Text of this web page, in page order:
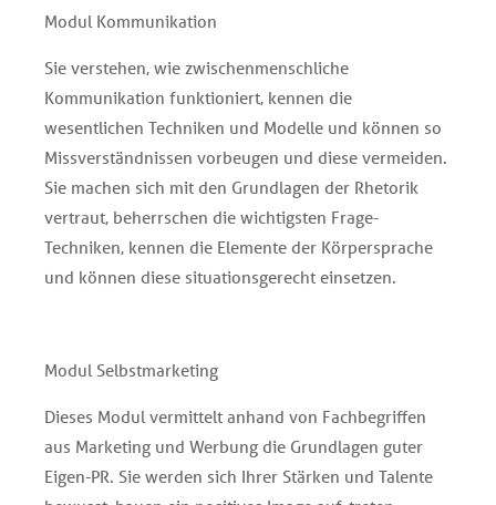
Modul Kommunikation
Sie verstehen, wie zwischenmenschliche
Kommunikation funktioniert, kennen die
wesentlichen Techniken und Modelle und können so
Missverständnissen vorbeugen und diese vermeiden.
Sie machen sich mit den Grundlagen der Rhetorik
vertraut, beherrschen die wichtigsten Frage-
Techniken, kennen die Elemente der Körpersprache
und können diese situationsgerecht einsetzen.
Modul Selbstmarketing
Dieses Modul vermittelt anhand von Fachbegriffen
aus Marketing und Werbung die Grundlagen guter
Eigen-PR. Sie werden sich Ihrer Stärken und Talente